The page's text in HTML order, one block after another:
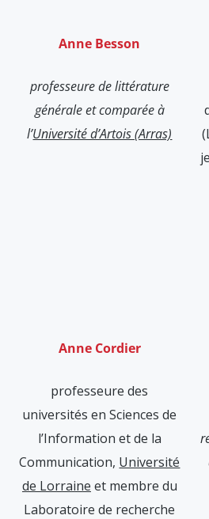
Anne Besson
professeure de littérature
générale et comparée à
l’Université d’Artois (Arras)
Anne Cordier
professeure des
universités en Sciences de
l’Information et de la
Communication, Université
de Lorraine et membre du
Laboratoire de recherche